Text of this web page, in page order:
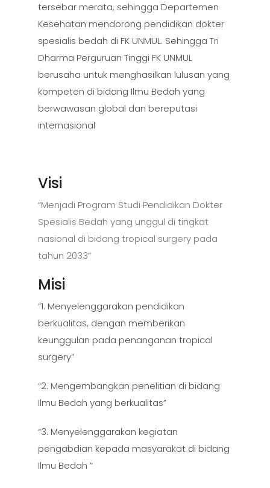
tersebar merata, sehingga Departemen
Kesehatan mendorong pendidikan dokter
spesialis bedah di FK UNMUL. Sehingga Tri
Dharma Perguruan Tinggi FK UNMUL
berusaha untuk menghasilkan lulusan yang
kompeten di bidang Ilmu Bedah yang
berwawasan global dan bereputasi
internasional
Visi
“Menjadi Program Studi Pendidikan Dokter
Spesialis Bedah yang unggul di tingkat
nasional di bidang tropical surgery pada
tahun 2033”
Misi
“1. Menyelenggarakan pendidikan
berkualitas, dengan memberikan
keunggulan pada penanganan tropical
surgery”
“2. Mengembangkan penelitian di bidang
Ilmu Bedah yang berkualitas”
“3. Menyelenggarakan kegiatan
pengabdian kepada masyarakat di bidang
Ilmu Bedah ”